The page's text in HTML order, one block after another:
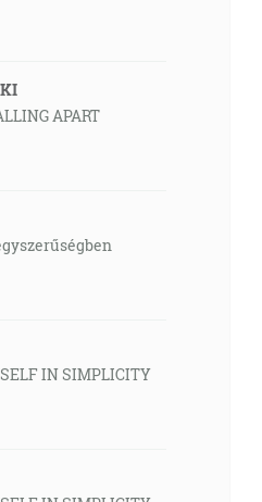
APART
IN SIMPLICITY